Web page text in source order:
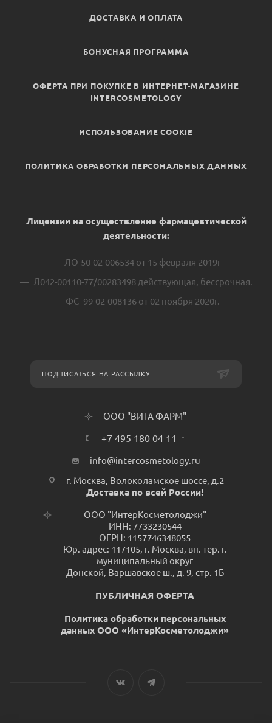
ДОСТАВКА И ОПЛАТА
БОНУСНАЯ ПРОГРАММА
ОФЕРТА ПРИ ПОКУПКЕ В ИНТЕРНЕТ-МАГАЗИНЕ
INTERCOSMETOLOGY
ИСПОЛЬЗОВАНИЕ COOKIE
ПОЛИТИКА ОБРАБОТКИ ПЕРСОНАЛЬНЫХ ДАННЫХ
Лицензии на осуществление фармацевтической
деятельности:
ЛО-50-02-006534 от 15 февраля 2019г
Л042-00110-77/00283498 действующая, бессрочная.
ФС -99-02-008136 от 02 ноября 2020г.
ПОДПИСАТЬСЯ НА РАССЫЛКУ
ООО "ВИТА ФАРМ"
+7 495 180 04 11
info@intercosmetology.ru
г. Москва, Волоколамское шоссе, д.2
Доставка по всей России!
ООО "ИнтерКосметолоджи"
ИНН: 7733230544
ОГРН: 1157746348055
Юр. адрес: 117105, г. Москва, вн. тер. г.
муниципальный округ
Донской, Варшавское ш., д. 9, стр. 1Б
ПУБЛИЧНАЯ ОФЕРТА
Политика обработки персональных
данных ООО «ИнтерКосметолоджи»